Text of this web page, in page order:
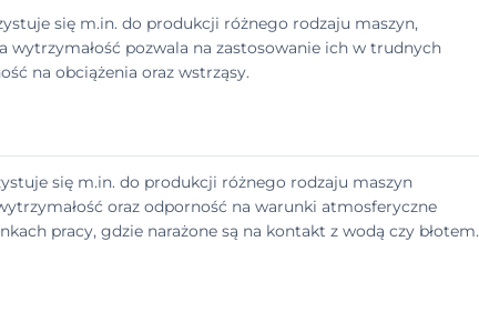
się m.in. do produkcji różnego rodzaju maszyn,
wytrzymałość pozwala na zastosowanie ich w trudnych
na obciążenia oraz wstrząsy.
się m.in. do produkcji różnego rodzaju maszyn
oraz odporność na warunki atmosferyczne
pracy, gdzie narażone są na kontakt z wodą czy błotem.